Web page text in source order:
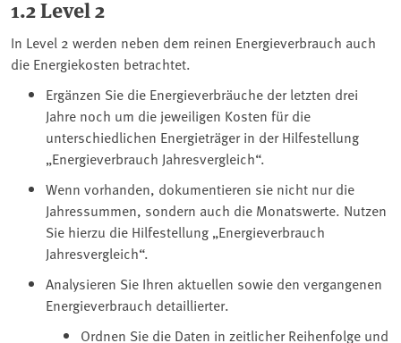
1.2 Level 2
In Level 2 werden neben dem reinen Energieverbrauch auch
die Energiekosten betrachtet.
Ergänzen Sie die Energieverbräuche der letzten drei
Jahre noch um die jeweiligen Kosten für die
unterschiedlichen Energieträger in der Hilfestellung
„Energieverbrauch Jahresvergleich“.
Wenn vorhanden, dokumentieren sie nicht nur die
Jahressummen, sondern auch die Monatswerte. Nutzen
Sie hierzu die Hilfestellung „Energieverbrauch
Jahresvergleich“.
Analysieren Sie Ihren aktuellen sowie den vergangenen
Energieverbrauch detaillierter.
Ordnen Sie die Daten in zeitlicher Reihenfolge und